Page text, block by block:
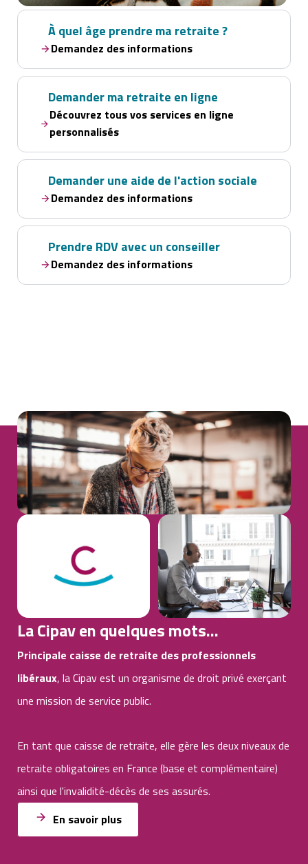
À quel âge prendre ma retraite ?
Demandez des informations
Demander ma retraite en ligne
Découvrez tous vos services en ligne
personnalisés
Demander une aide de l'action sociale
Demandez des informations
Prendre RDV avec un conseiller
Demandez des informations
La Cipav en quelques mots...
Principale caisse de retraite des professionnels
libéraux, la Cipav est un organisme de droit privé exerçant
une mission de service public.
En tant que caisse de retraite, elle gère les deux niveaux de
retraite obligatoires en France (base et complémentaire)
ainsi que l'invalidité-décès de ses assurés.
En savoir plus